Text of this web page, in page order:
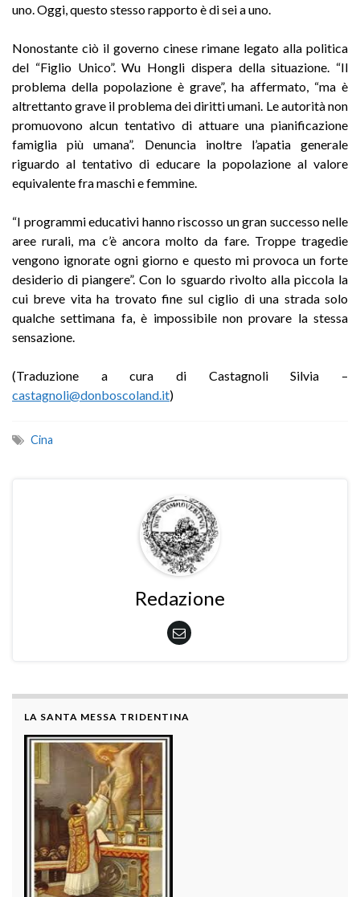
uno. Oggi, questo stesso rapporto è di sei a uno.
Nonostante ciò il governo cinese rimane legato alla politica
del “Figlio Unico”. Wu Hongli dispera della situazione. “Il
problema della popolazione è grave”, ha affermato, “ma è
altrettanto grave il problema dei diritti umani. Le autorità non
promuovono alcun tentativo di attuare una pianificazione
famiglia più umana”. Denuncia inoltre l’apatia generale
riguardo al tentativo di educare la popolazione al valore
equivalente fra maschi e femmine.
“I programmi educativi hanno riscosso un gran successo nelle
aree rurali, ma c’è ancora molto da fare. Troppe tragedie
vengono ignorate ogni giorno e questo mi provoca un forte
desiderio di piangere”. Con lo sguardo rivolto alla piccola la
cui breve vita ha trovato fine sul ciglio di una strada solo
qualche settimana fa, è impossibile non provare la stessa
sensazione.
(Traduzione a cura di Castagnoli Silvia –
castagnoli@donboscoland.it)
Cina
Redazione
LA SANTA MESSA TRIDENTINA